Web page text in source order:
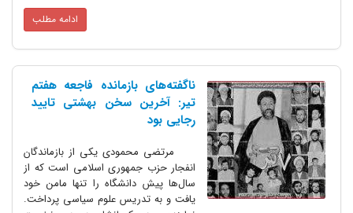
ادامه مطلب
ناگفته‌های بازمانده فاجعه هفتم
تیر: آخرین سخن بهشتی تایید
رجایی بود
مرتضی محمودی یکی از بازماندگان
انفجار حزب جمهوری اسلامی است که از
سال‌ها پیش دانشگاه را تنها مامن خود
یافت و به تدریس علوم سیاسی پرداخت.